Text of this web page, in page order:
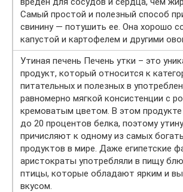
Самый простой и полезный способ
свинину — потушить ее. Она хорошо
капустой и картофелем и другими
Утиная печень Печень утки – это
продукт, который относится к
питательных и полезных в
равномерно мягкой консистенции с
кремоватым цветом. В этом
до 20 процентов белка, поэтому
причисляют к одному из самых
продуктов в мире. Даже египетские
аристократы употребляли в пищу
птицы, которые обладают ярким и
вкусом.